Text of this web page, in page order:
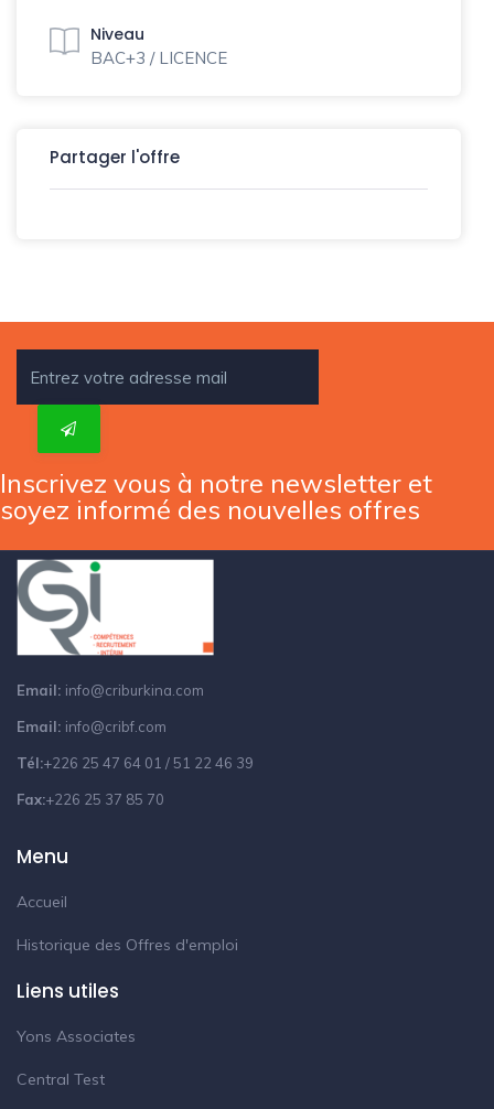
Niveau
BAC+3 / LICENCE
Partager l'offre
Inscrivez vous à notre newsletter et
soyez informé des nouvelles offres
Email: info@criburkina.com
Email: info@cribf.com
Tél:+226 25 47 64 01 / 51 22 46 39
Fax:+226 25 37 85 70
Menu
Accueil
Historique des Offres d'emploi
Liens utiles
Yons Associates
Central Test